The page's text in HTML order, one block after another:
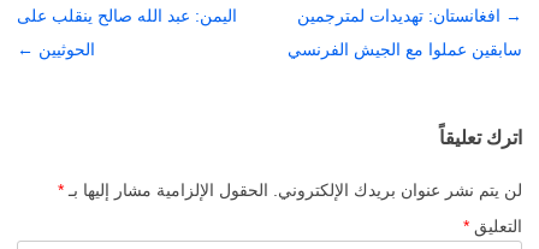
تصفّح
المقالات
→ افغانستان: تهديدات لمترجمين
سابقين عملوا مع الجيش الفرنسي
اليمن: عبد الله صالح ينقلب على
الحوثيين ←
اترك تعليقاً
لن يتم نشر عنوان بريدك الإلكتروني. الحقول الإلزامية مشار إليها بـ *
التعليق *